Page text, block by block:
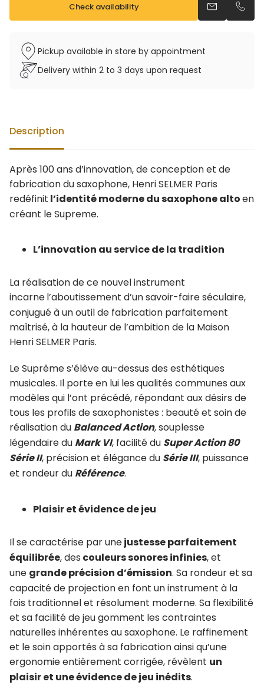
Nouvelle gravure exclusive
Tonalité : Mib
Emboiture à serrage concentrique 3 points
Bague de serrage de l’emboiture réglable
Support pouce main droite réglable en métal
Tampons cuir, résonateur métal
Clavier petit doigt main gauche avec bascule
articulée
main droite
Check availability Send anCall
Pickup available in store by appointment
Delivery within 2 to 3 days upon request
Description
Après 100 ans d’innovation, de conception et de
fabrication du saxophone, Henri SELMER Paris
redéfinit l’identité moderne du saxophone altoen
créant le Supreme.
L’innovation au service de la tradition
La réalisation de ce nouvel instrument
incarnel’aboutissement d’un savoir-faire séculaire,
conjugué à un outil de fabrication parfaitement
maîtrisé, à la hauteur de l’ambition de la Maison
Henri SELMER Paris.
Le Suprême s’élève au-dessus des esthétiques
musicales. Il porte en lui les qualités communes aux
modèles qui l’ont précédé, répondant aux désirs de
tous les profils de saxophonistes : beauté et soin de
réalisation du Balanced Action,souplesse
légendaire du Mark VI, facilité du Super Action 80
Série II, précision et élégance du Série III, puissance
et rondeur du Référence.
Plaisir et évidence de jeu
Il se caractérise par unejustesse parfaitement
équilibrée, des couleurs sonores infinies, et
une grande précision d’émission. Sa rondeur et sa
capacité de projection en font un instrument à la
fois traditionnel et résolument moderne. Sa flexibilité
et sa facilité de jeu gomment les contraintes
naturelles inhérentes au saxophone. Le raffinement
et le soin apportés à sa fabrication ainsi qu’une
ergonomie entièrement corrigée, révèlent un
plaisir et une évidence de jeu inédits.